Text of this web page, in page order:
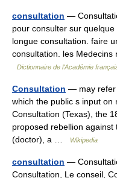
consultation —
pour consulter sur
longue consultation. faire
consultation. les
Dictionnaire de l'Académie
Consultation — may refer
which the public s input on
Consultation (Texas), the
proposed rebellion against
(doctor), a …
Wikipedia
consultation —
Consultation, Le conseil,